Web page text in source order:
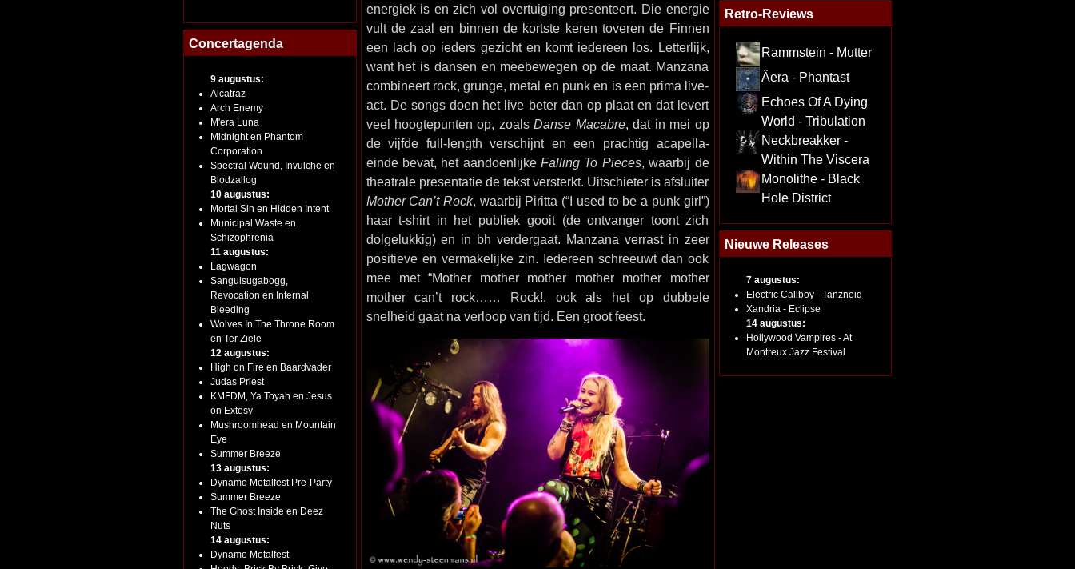
Concertagenda
9 augustus:
Alcatraz
Arch Enemy
M'era Luna
Midnight en Phantom
Corporation
Spectral Wound, Invulche en
Blodzallog
10 augustus:
Mortal Sin en Hidden Intent
Municipal Waste en
Schizophrenia
11 augustus:
Lagwagon
Sanguisugabogg,
Revocation en Internal
Bleeding
Wolves In The Throne Room
en Ter Ziele
12 augustus:
High on Fire en Baardvader
Judas Priest
KMFDM, Ya Toyah en Jesus
on Extesy
Mushroomhead en Mountain
Eye
Summer Breeze
13 augustus:
Dynamo Metalfest Pre-Party
Summer Breeze
The Ghost Inside en Deez
Nuts
14 augustus:
Dynamo Metalfest
energiek is en zich vol overtuiging presenteert. Die energie
vult de zaal en binnen de kortste keren toveren de Finnen
een lach op ieders gezicht en komt iedereen los. Letterlijk,
want het is dansen en meebewegen op de maat. Manzana
combineert rock, grunge, metal en punk en is een prima live-
act. De songs doen het live beter dan op plaat en dat levert
veel hoogtepunten op, zoalsDanse Macabre, dat in mei op
de vijfde full-length verschijnt en een prachtig acapella-
einde bevat, het aandoenlijke Falling To Pieces, waarbij de
theatrale presentatie de tekst versterkt. Uitschieter is afsluiter
Mother Can’t Rock, waarbij Piritta (“I used to be a punk girl”)
haar t-shirt in het publiek gooit (de ontvanger toont zich
dolgelukkig) en in bh verdergaat. Manzana verrast in zeer
positieve en vermakelijke zin. Iedereen schreeuwt dan ook
mee met “Mother mother mother mother mother mother
mother can’t rock…… Rock!, ook als het op dubbele
snelheid gaat na verloop van tijd. Een groot feest.
Retro-Reviews
Rammstein - Mutter
Äera - Phantast
Echoes Of A Dying
World - Tribulation
Neckbreakker -
Within The Viscera
Monolithe - Black
Hole District
Nieuwe Releases
7 augustus:
Electric Callboy - Tanzneid
Xandria - Eclipse
14 augustus:
Hollywood Vampires - At
Montreux Jazz Festival